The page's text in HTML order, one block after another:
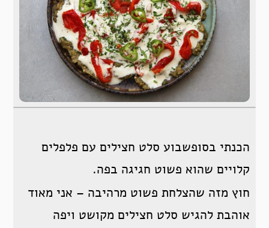
הכנתי בסופשבוע סלט חצילים עם פלפלים
קלויים שהוא פשוט חגיגה בפה.
חוץ מזה שהצלחת פשוט מרהיבה – אני מאוד
אוהבת להגיש סלט חצילים מקושט ויפה